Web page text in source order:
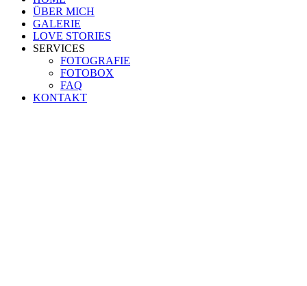
ÜBER MICH
GALERIE
LOVE STORIES
SERVICES
FOTOGRAFIE
FOTOBOX
FAQ
KONTAKT